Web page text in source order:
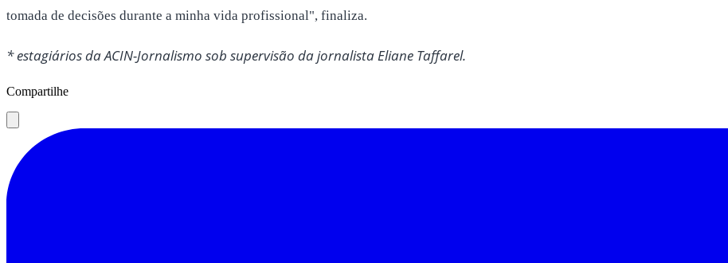
tomada de decisões durante a minha vida profissional", finaliza.
* estagiários da ACIN-Jornalismo sob supervisão da jornalista Eliane Taffarel.
Compartilhe